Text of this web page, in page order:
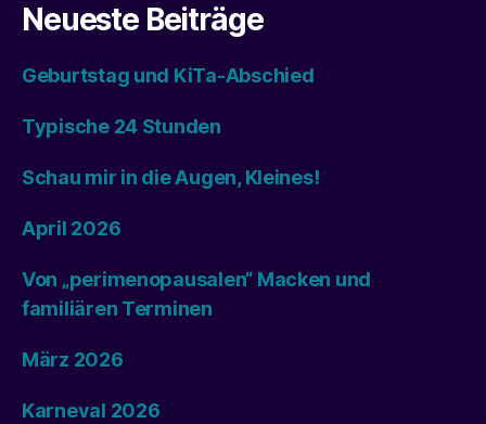
Neueste Beiträge
Geburtstag und KiTa-Abschied
Typische 24 Stunden
Schau mir in die Augen, Kleines!
April 2026
Von „perimenopausalen“ Macken und
familiären Terminen
März 2026
Karneval 2026